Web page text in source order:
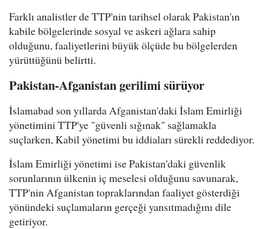
Farklı analistler de TTP'nin tarihsel olarak Pakistan'ın
kabile bölgelerinde sosyal ve askeri ağlara sahip
olduğunu, faaliyetlerini büyük ölçüde bu bölgelerden
yürüttüğünü belirtti.
Pakistan-Afganistan gerilimi sürüyor
İslamabad son yıllarda Afganistan'daki İslam Emirliği
yönetimini TTP'ye "güvenli sığınak" sağlamakla
suçlarken, Kabil yönetimi bu iddiaları sürekli reddediyor.
İslam Emirliği yönetimi ise Pakistan'daki güvenlik
sorunlarının ülkenin iç meselesi olduğunu savunarak,
TTP'nin Afganistan topraklarından faaliyet gösterdiği
yönündeki suçlamaların gerçeği yansıtmadığını dile
getiriyor.